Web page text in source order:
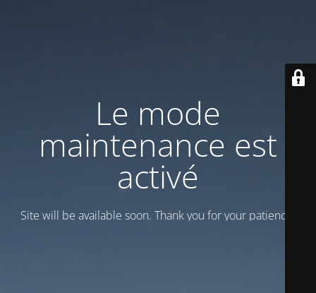
Le mode
maintenance est
activé
Site will be available soon. Thank you for your patience!